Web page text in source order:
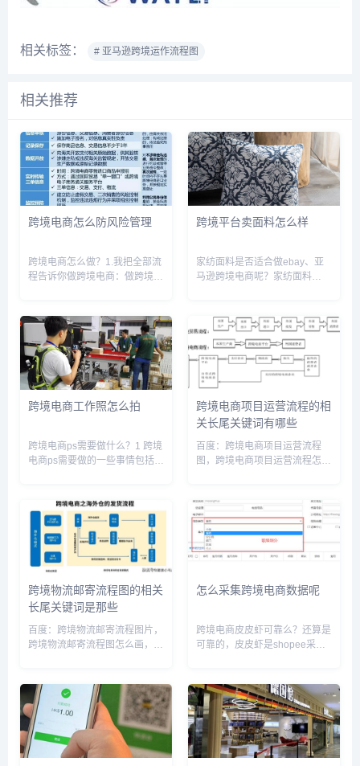
相关标签： # 亚马逊跨境运作流程图
相关推荐
跨境电商怎么防风险管理
跨境电商怎么做？1.我把全部流
程告诉你做跨境电商：做跨境电
际上每一个阶段都是有门槛的，
只是门槛高低而已，当刚刚开始
进入这个行业时，可以选择成
熟...
跨境平台卖面料怎么样
家纺面料是否适合做ebay、亚
马逊跨境电商呢？家纺面料
的。只是在亚马逊上销售的话，
首先需要通过分类审核
（Amazon Brand...
跨境电商工作照怎么拍
跨境电商ps需要做什么？1 跨境
电商ps需要做的一些事情包括：
牌定位、设计产品的包装与装
潢、拍摄产品照片、制作商品详
情页等。2 做好跨境电商ps...
跨境电商项目运营流程的相
关长尾关键词有哪些
百度：跨境电商项目运营流程
图，跨境电商项目运营流程怎么
的运营模式和注意事项，跨境电
商运营新手入门教程，跨境电商
五种运营模式，跨境电商运营主
要做什...
跨境物流邮寄流程图的相关
长尾关键词是那些
百度：跨境物流邮寄流程图片，
跨境物流邮寄流程图怎么画，跨
速物流，跨境物流运输方式有哪
些，跨境物流公司怎么运作流
程，跨境物流so easy，跨境
物...
怎么采集跨境电商数据呢
跨境电商皮皮虾可靠么？还算是
可靠的，皮皮虾是shopee采集
管理,行销活动,店铺管理,个人中
心等服务,致力于打造东南亚跨
境电商完整完善的服...